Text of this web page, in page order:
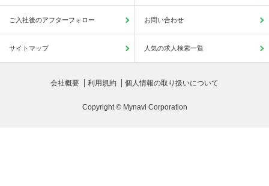
ご入社後のアフターフォロー お問い合わせ
サイトマップ 人気の求人検索一覧
会社概要 利用規約 個人情報の取り扱いについて
Copyright © Mynavi Corporation